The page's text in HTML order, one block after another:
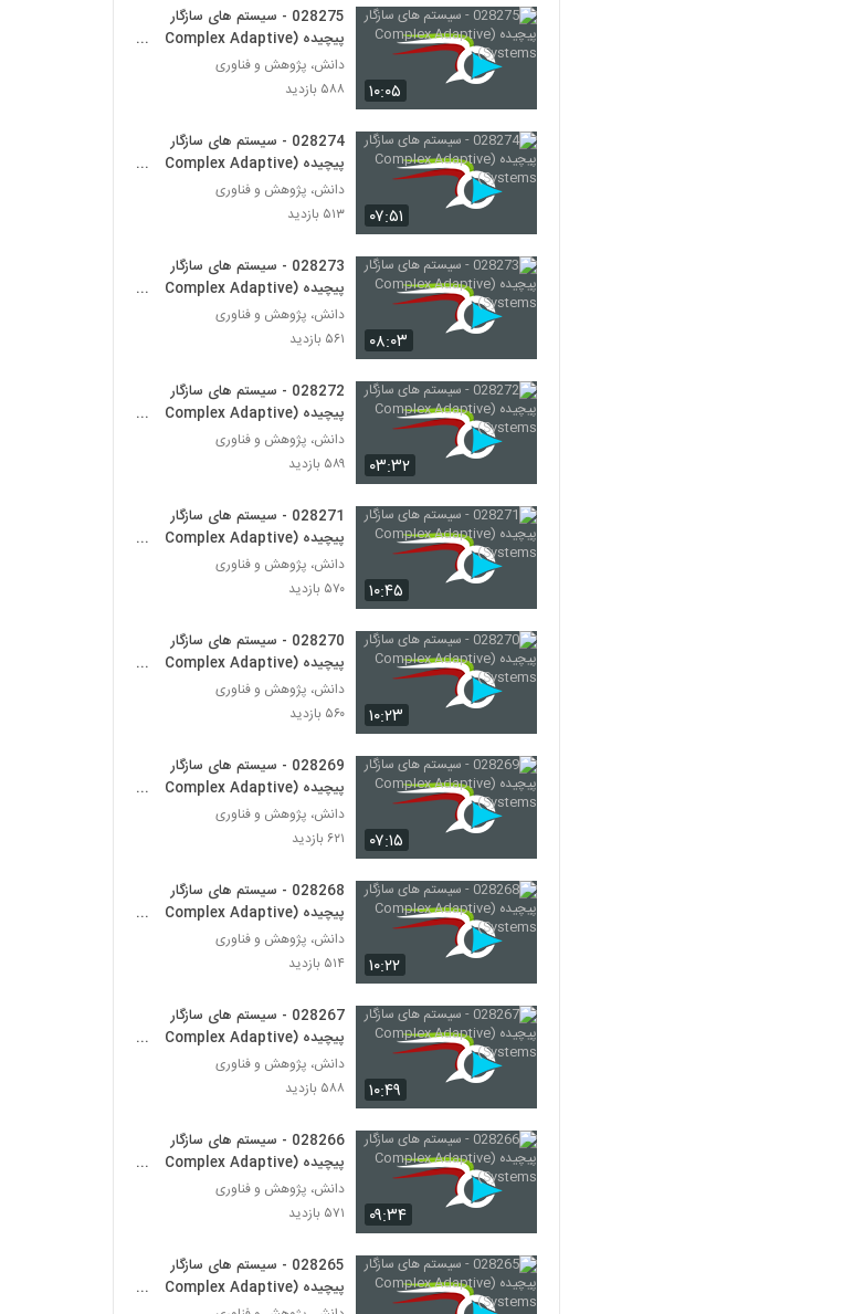
028287 - (Blockchain)
۴۴۱ بازدید
028288 - (Blockchain)
۳۹۱ بازدید
028290 - (Blockchain)
۴۱۴ بازدید
۴۰۲ بازدید
028292 - (Blockchain)
۴۵۶ بازدید
028293 - (Blockchain)
028294 - (Blockchain)
۴۱۱ بازدید
028295 - (Blockchain)
۳۷۴ بازدید
028296 - (Blockchain)
۴۳۱ بازدید
028297 - (Blockchain)
۴۵۸ بازدید
028298 - (Blockchain)
۴۹۳ بازدید
۱۰:۰۵
028275 - سیستم های سازگار
پیچیده (Complex Adaptive
Systems)
دانش، پژوهش و فناوری
۵۸۸ بازدید
۰۷:۵۱
028274 - سیستم های سازگار
پیچیده (Complex Adaptive
Systems)
دانش، پژوهش و فناوری
۵۱۳ بازدید
۰۸:۰۳
028273 - سیستم های سازگار
پیچیده (Complex Adaptive
Systems)
دانش، پژوهش و فناوری
۵۶۱ بازدید
۰۳:۳۲
028272 - سیستم های سازگار
پیچیده (Complex Adaptive
Systems)
دانش، پژوهش و فناوری
۵۸۹ بازدید
۱۰:۴۵
028271 - سیستم های سازگار
پیچیده (Complex Adaptive
Systems)
دانش، پژوهش و فناوری
۵۷۰ بازدید
۱۰:۲۳
028270 - سیستم های سازگار
پیچیده (Complex Adaptive
Systems)
دانش، پژوهش و فناوری
۵۶۰ بازدید
۰۷:۱۵
028269 - سیستم های سازگار
پیچیده (Complex Adaptive
Systems)
دانش، پژوهش و فناوری
۶۲۱ بازدید
۱۰:۲۲
028268 - سیستم های سازگار
پیچیده (Complex Adaptive
Systems)
دانش، پژوهش و فناوری
۵۱۴ بازدید
۱۰:۴۹
028267 - سیستم های سازگار
پیچیده (Complex Adaptive
Systems)
دانش، پژوهش و فناوری
۵۸۸ بازدید
۰۹:۳۴
028266 - سیستم های سازگار
پیچیده (Complex Adaptive
Systems)
دانش، پژوهش و فناوری
۵۷۱ بازدید
028265 - سیستم های سازگار
پیچیده (Complex Adaptive